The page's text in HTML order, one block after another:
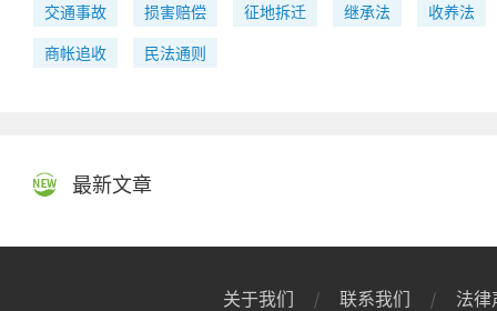
交通事故 损害赔偿 征地拆迁 继承法 收养法
商帐追收 民法通则
最新文章
关于我们 联系我们 法律